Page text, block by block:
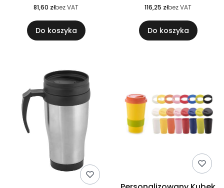
81,60 złbez VAT
Do koszyka
116,25 złbez VAT
Do koszyka